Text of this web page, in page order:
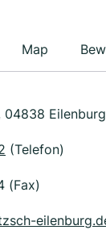
Map
04838 Eilenburg
(Telefon)
(Fax)